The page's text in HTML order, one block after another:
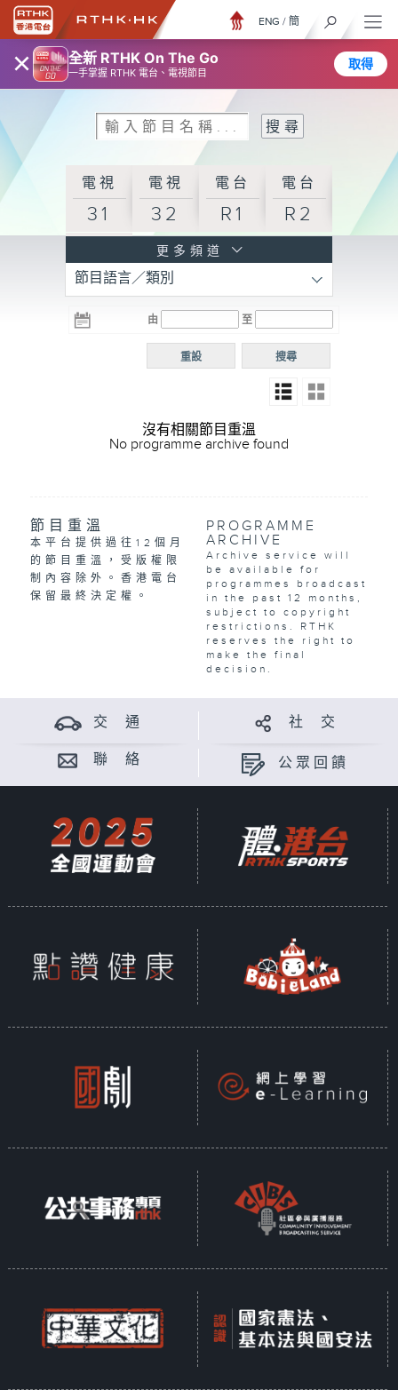
× 全新 RTHK On The Go
一手掌握 RTHK 電台、電視節目
取得
ENG / 簡
電視
31
電視
32
電台
R1
電台
R2
R3
電台 電台
R5
電台
普通
更多頻道
節目語言／類別
由 至
搜尋
重設
沒有相關節目重溫
No programme archive found
節目重溫
本平台提供過往12個月
的節目重溫，受版權限
制內容除外。香港電台
保留最終決定權。
PROGRAMME
ARCHIVE
Archive service will
be available for
programmes broadcast
in the past 12 months,
subject to copyright
restrictions. RTHK
reserves the right to
make the final
decision.
交 通 社 交
聯 絡 公眾回饋